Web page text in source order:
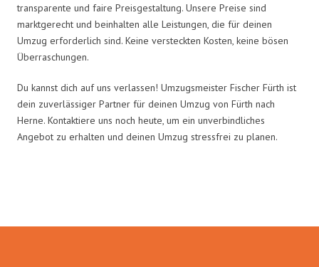
transparente und faire Preisgestaltung. Unsere Preise sind
marktgerecht und beinhalten alle Leistungen, die für deinen
Umzug erforderlich sind. Keine versteckten Kosten, keine bösen
Überraschungen.
Du kannst dich auf uns verlassen! Umzugsmeister Fischer Fürth ist
dein zuverlässiger Partner für deinen Umzug von Fürth nach
Herne. Kontaktiere uns noch heute, um ein unverbindliches
Angebot zu erhalten und deinen Umzug stressfrei zu planen.